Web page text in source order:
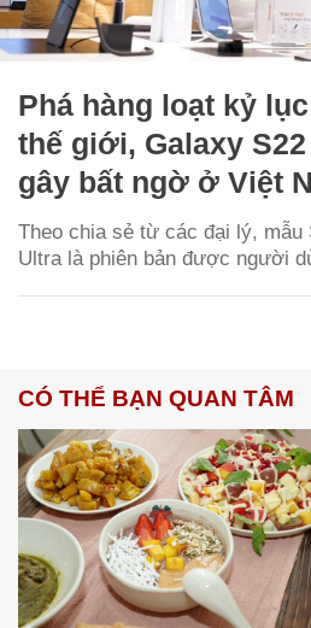
Phá hàng loạt kỷ
thế giới, Galaxy
gây bất ngờ ở Việt
Theo chia sẻ từ các đại lý, mẫu
Ultra là phiên bản được người
CÓ THỂ BẠN QUAN TÂM